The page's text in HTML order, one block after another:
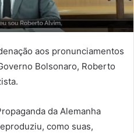
aos pronunciamentos
Bolsonaro, Roberto
da Alemanha
como suas,